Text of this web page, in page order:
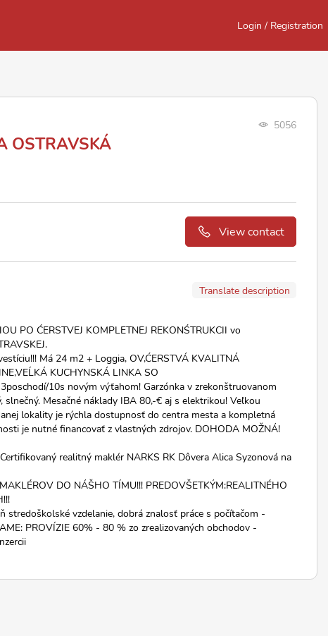
Login / Registration
5056
OSTRAVSKÁ
View contact
Translate description
PO ĆERSTVEJ KOMPLETNEJ REKONŚTRUKCII vo
Má 24 m2 + Loggia, OV,ĆERSTVÁ KVALITNÁ
KUCHYNSKÁ LINKA SO
10s novým výťahom! Garzónka v zrekonštruovanom
Mesačné náklady IBA 80,-€ aj s elektrikou! Veľkou
lokality je rýchla dostupnosť do centra mesta a kompletná
je nutné financovať z vlastných zdrojov. DOHODA MOŽNÁ!
realitný maklér NARKS RK Dôvera Alica Syzonová na
DO NÁŠHO TÍMU!!! PREDOVŠETKÝM:REALITNÉHO
stredoškolské vzdelanie, dobrá znalosť práce s počítačom -
PROVÍZIE 60% - 80 % zo zrealizovaných obchodov -